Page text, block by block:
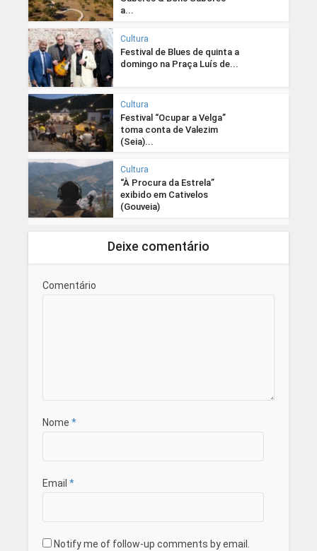
a...
Cultura
Festival de Blues de quinta a
domingo na Praça Luís de...
Cultura
Festival “Ocupar a Velga”
toma conta de Valezim
(Seia)...
Cultura
“À Procura da Estrela”
exibido em Cativelos
(Gouveia)
Deixe comentário
Comentário
Nome *
Email *
Notify me of follow-up comments by email.